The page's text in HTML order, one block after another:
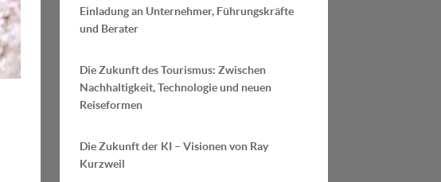
Einladung an Unternehmer, Führungskräfte
und Berater
Die Zukunft des Tourismus: Zwischen
Nachhaltigkeit, Technologie und neuen
Reiseformen
Die Zukunft der KI – Visionen von Ray
Kurzweil